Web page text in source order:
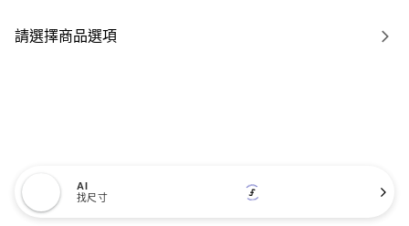
請選擇商品選項
AI
找尺寸